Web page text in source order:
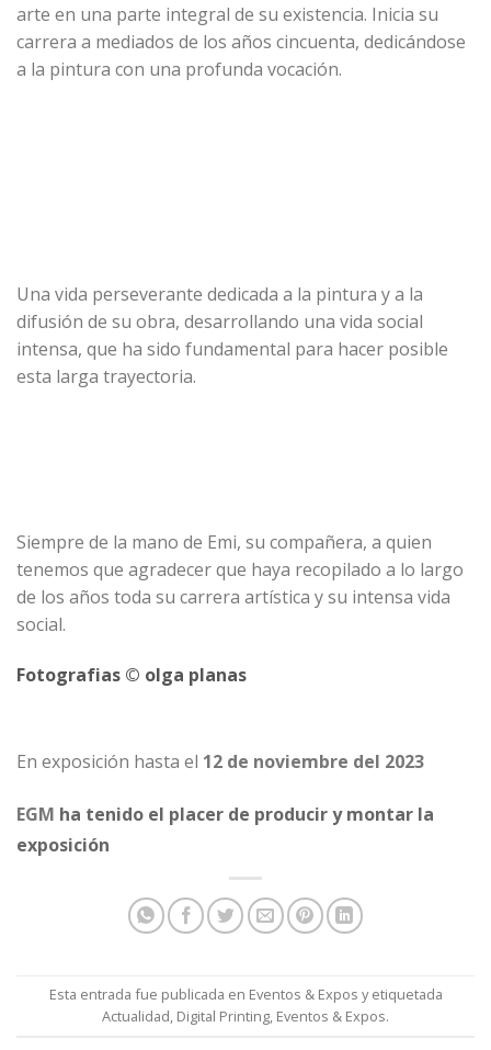
arte en una parte integral de su existencia. Inicia su
carrera a mediados de los años cincuenta, dedicándose
a la pintura con una profunda vocación.
Una vida perseverante dedicada a la pintura y a la
difusión de su obra, desarrollando una vida social
intensa, que ha sido fundamental para hacer posible
esta larga trayectoria.
Siempre de la mano de Emi, su compañera, a quien
tenemos que agradecer que haya recopilado a lo largo
de los años toda su carrera artística y su intensa vida
social.
Fotografias © olga planas
En exposición hasta el 12 de noviembre del 2023
EGM ha tenido el placer de producir y montar la
exposición
Esta entrada fue publicada en Eventos & Expos y etiquetada
Actualidad, Digital Printing, Eventos & Expos.